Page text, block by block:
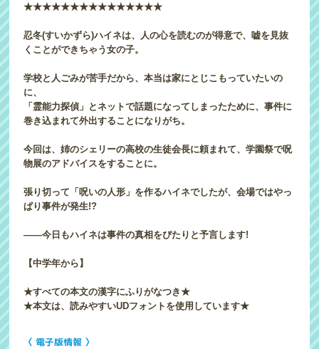
★★★★★★★★★★★★★★★
忍冬(すいかずら)ハイネは、人の心を読むのが得意で、嘘を見抜
くことができちゃう女の子。
学校と人ごみが苦手だから、本当は家にとじこもっていたいの
に、
「霊能力探偵」とネットで話題になってしまったために、事件に
巻き込まれて外出することになりがち。
今回は、姉のシェリーの高校の生徒会長に頼まれて、学園祭で呪
物展のアドバイスをすることに。
張り切って「呪いの人形」を作るハイネでしたが、会場ではやっ
ぱり事件が発生!?
――今日もハイネは事件の真相をぴたりと予言します!
【中学年から】
★すべての本文の漢字にふりがなつき★
★本文は、読みやすいUDフォントを使用しています★
〈 電子版情報 〉